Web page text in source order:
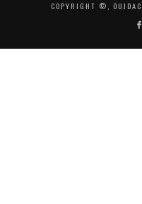
COPYRIGHT ©,